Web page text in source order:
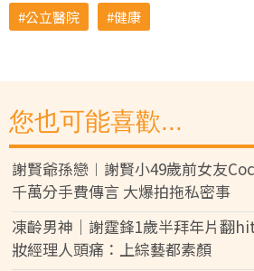
公立醫院
健康
您也可能喜歡...
謝賢爺孫戀︱謝賢小49歲前女友
千萬分手費傳言 大爆拍拖私密事
凍齡男神｜謝霆鋒1歲半拜年片翻
妝經理人頭痛：上綜藝都素顏